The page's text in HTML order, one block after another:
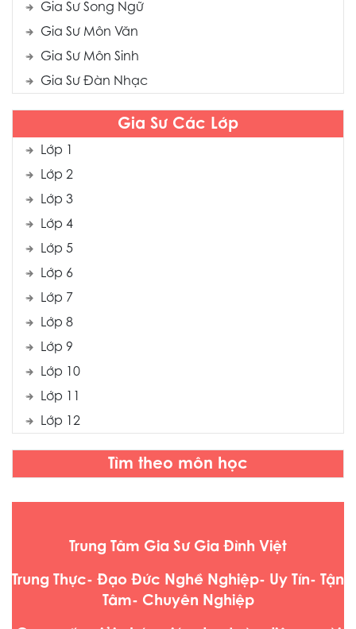
Gia Sư Song Ngữ
Gia Sư Môn Văn
Gia Sư Môn Sinh
Gia Sư Đàn Nhạc
Gia Sư Các Lớp
Lớp 1
Lớp 2
Lớp 3
Lớp 4
Lớp 5
Lớp 6
Lớp 7
Lớp 8
Lớp 9
Lớp 10
Lớp 11
Lớp 12
Tìm theo môn học
Trung Tâm Gia Sư Gia Đình Việt
Trung Thực- Đạo Đức Nghề Nghiệp- Uy Tín- Tận
Tâm- Chuyên Nghiệp